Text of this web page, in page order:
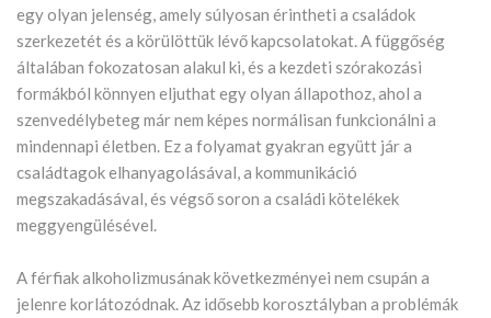
egy olyan jelenség, amely súlyosan érintheti a családok
szerkezetét és a körülöttük lévő kapcsolatokat. A függőség
általában fokozatosan alakul ki, és a kezdeti szórakozási
formákból könnyen eljuthat egy olyan állapothoz, ahol a
szenvedélybeteg már nem képes normálisan funkcionálni a
mindennapi életben. Ez a folyamat gyakran együtt jár a
családtagok elhanyagolásával, a kommunikáció
megszakadásával, és végső soron a családi kötelékek
meggyengülésével.
A férfiak alkoholizmusának következményei nem csupán a
jelenre korlátozódnak. Az idősebb korosztályban a problémák